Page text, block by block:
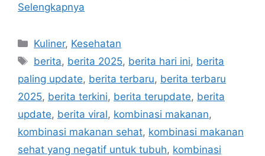
Selengkapnya
Kategori
Kuliner, Kesehatan
Tag
berita, berita 2025, berita hari ini, berita
paling update, berita terbaru, berita terbaru
2025, berita terkini, berita terupdate, berita
update, berita viral, kombinasi makanan,
kombinasi makanan sehat, kombinasi makanan
sehat yang negatif untuk tubuh, kombinasi